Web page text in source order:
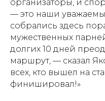
организаторы, и
— это наши
собрались здесь
мужественных
долгих 10 дней
маршрут, — сказал
всех, кто вышел на
финишировал!»